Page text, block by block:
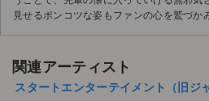
見せるポンコツな姿もファンの心を鷲づか
関連アーティスト
スタートエンターテイメント（旧ジ